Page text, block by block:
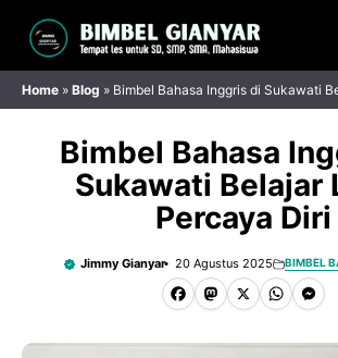
isi
Home » Blog » Bimbel Bahasa Inggris di Sukawati
Bimbel Bahasa
Sukawati Belajar
Percaya Diri
Jimmy Gianyar 20 Agustus 2025 BIMBEL
F
a
M
a
X W
h
M
e